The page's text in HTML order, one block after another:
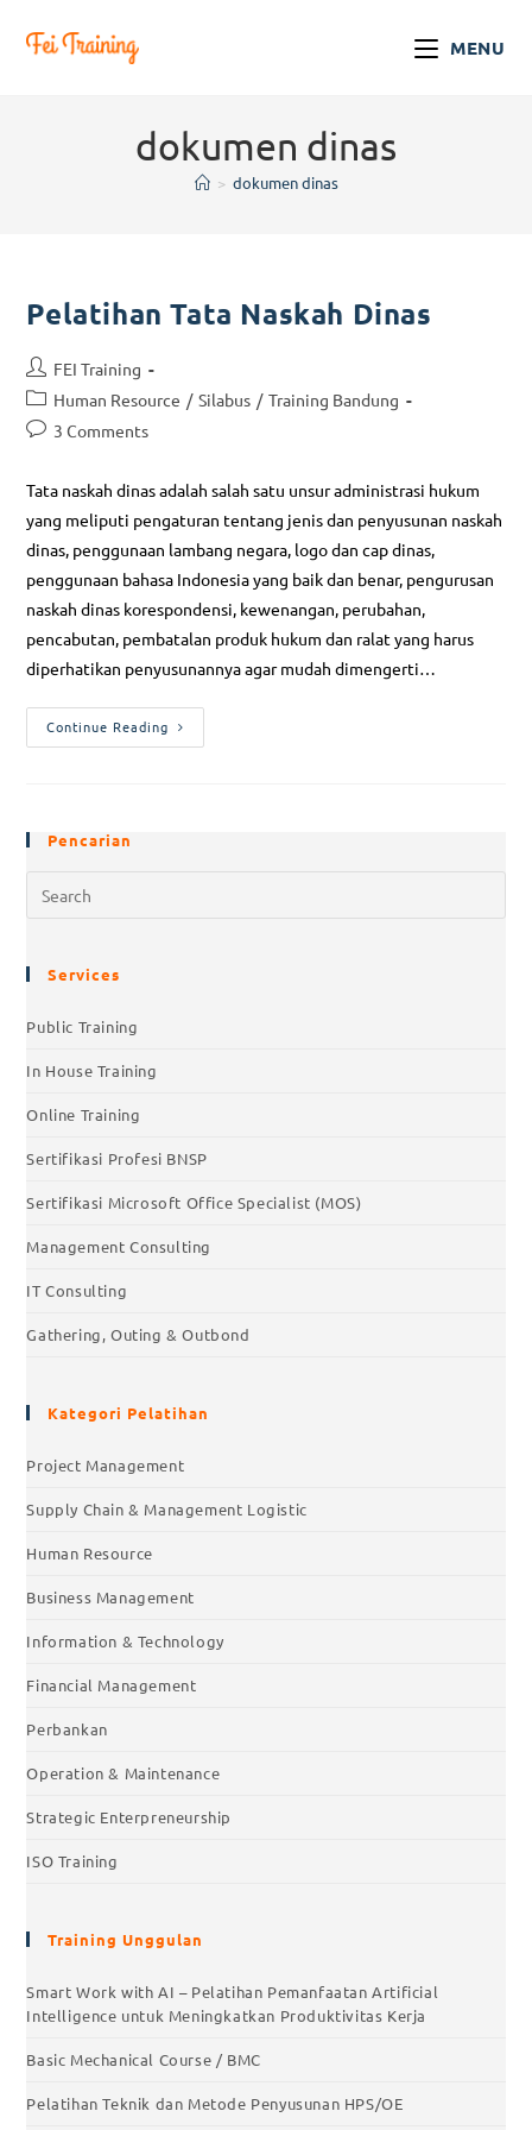
MENU
dokumen dinas
> dokumen dinas
Pelatihan Tata Naskah Dinas
FEI Training
Human Resource / Silabus / Training Bandung
3 Comments
Tata naskah dinas adalah salah satu unsur administrasi hukum
yang meliputi pengaturan tentang jenis dan penyusunan naskah
dinas, penggunaan lambang negara, logo dan cap dinas,
penggunaan bahasa Indonesia yang baik dan benar, pengurusan
naskah dinas korespondensi, kewenangan, perubahan,
pencabutan, pembatalan produk hukum dan ralat yang harus
diperhatikan penyusunannya agar mudah dimengerti…
Continue Reading
Pencarian
Services
Public Training
In House Training
Online Training
Sertifikasi Profesi BNSP
Sertifikasi Microsoft Office Specialist (MOS)
Management Consulting
IT Consulting
Gathering, Outing & Outbond
Kategori Pelatihan
Project Management
Supply Chain & Management Logistic
Human Resource
Business Management
Information & Technology
Financial Management
Perbankan
Operation & Maintenance
Strategic Enterpreneurship
ISO Training
Training Unggulan
Smart Work with AI – Pelatihan Pemanfaatan Artificial
Intelligence untuk Meningkatkan Produktivitas Kerja
Basic Mechanical Course / BMC
Pelatihan Teknik dan Metode Penyusunan HPS/OE